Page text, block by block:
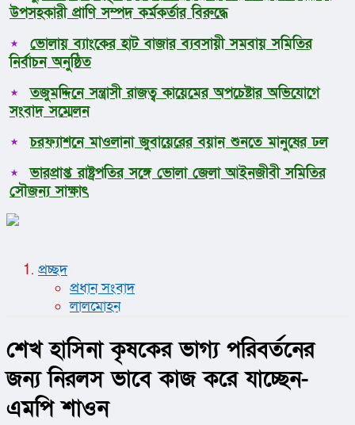
উপসহকারী প্রাণি সম্পদ কর্মকর্তার বিরুদ্ধে
ভোলায় ব্যাংকের হাট বাজার ব্যবসায়ী সমবায় সমিতির
নির্বাচন অনুষ্ঠিত
তজুমদ্দিনে সন্ত্রাসী রাজত্ব কায়েমের অপচেষ্টার অভিযোগে
সংবাদ সম্মেলন
চরফ্যাশনে মাওলানা জুবায়েরের বয়ান শুনতে মানুষের ঢল
ভারপ্রাপ্ত রাষ্ট্রপতির সঙ্গে ভোলা জেলা আইনজীবী সমিতির
সৌজন্য সাক্ষাৎ
প্রচ্ছদ
প্রধান সংবাদ
লালমোহন
শেখ হাসিনা কৃষকের ভাগ্য পরিবর্তনের
জন্য নিরলস ভাবে কাজ করে যাচ্ছেন-
এমপি শাওন